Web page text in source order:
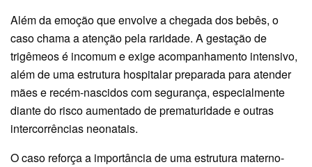
Além da emoção que envolve a chegada dos bebês, o
caso chama a atenção pela raridade. A gestação de
trigêmeos é incomum e exige acompanhamento intensivo,
além de uma estrutura hospitalar preparada para atender
mães e recém-nascidos com segurança, especialmente
diante do risco aumentado de prematuridade e outras
intercorrências neonatais.
O caso reforça a importância de uma estrutura materno-